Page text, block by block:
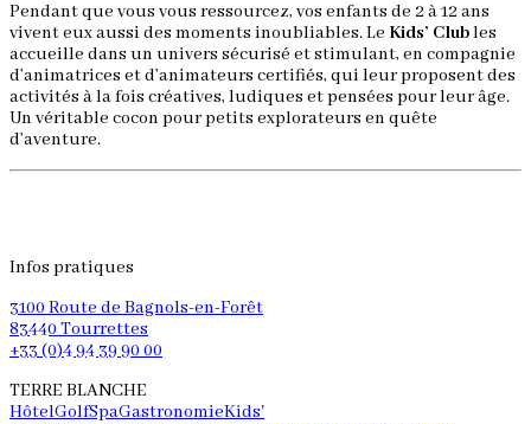
Pendant que vous vous ressourcez, vos enfants de 2 à 12 ans
vivent eux aussi des moments inoubliables. Le Kids’ Clubles
accueille dans un univers sécurisé et stimulant, en compagnie
d’animatrices et d’animateurs certifiés, qui leur proposent des
activités à la fois créatives, ludiques et pensées pour leur âge.
Un véritable cocon pour petits explorateurs en quête
d’aventure.
Infos pratiques
3100 Route de Bagnols-en-Forêt
83440 Tourrettes
+33 (0)4 94 39 90 00
TERRE BLANCHE
HôtelGolfSpaGastronomieKids'